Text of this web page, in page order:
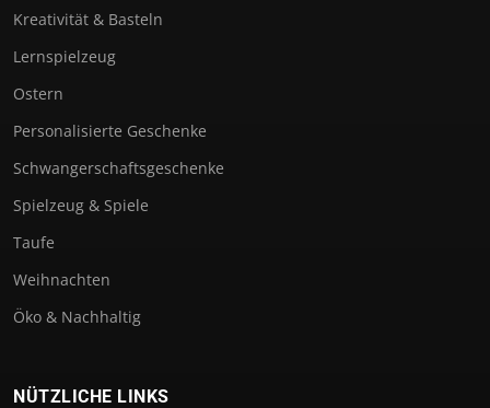
Kreativität & Basteln
Lernspielzeug
Ostern
Personalisierte Geschenke
Schwangerschaftsgeschenke
Spielzeug & Spiele
Taufe
Weihnachten
Öko & Nachhaltig
NÜTZLICHE LINKS